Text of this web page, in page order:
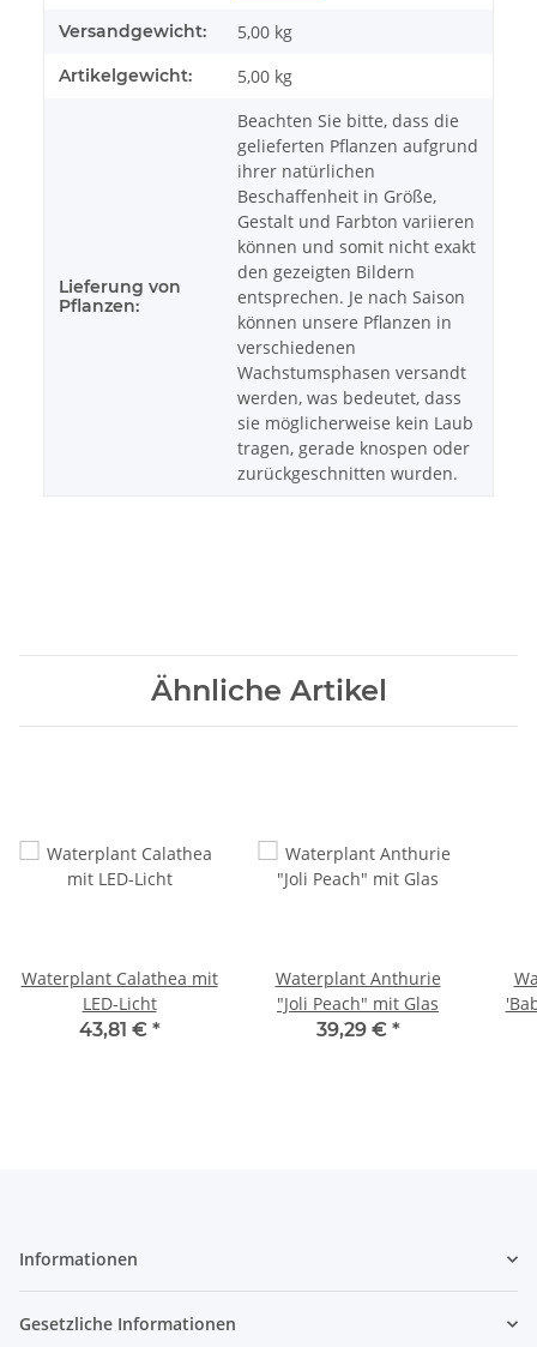
Versandgewicht: 5,00 kg
Artikelgewicht: 5,00 kg
Lieferung von
Pflanzen:
Beachten Sie bitte, dass die
gelieferten Pflanzen aufgrund
ihrer natürlichen
Beschaffenheit in Größe,
Gestalt und Farbton variieren
können und somit nicht exakt
den gezeigten Bildern
entsprechen. Je nach Saison
können unsere Pflanzen in
verschiedenen
Wachstumsphasen versandt
werden, was bedeutet, dass
sie möglicherweise kein Laub
tragen, gerade knospen oder
zurückgeschnitten wurden.
Ähnliche Artikel
Waterplant Calathea mit
LED-Licht
43,81 € *
Waterplant Anthurie
"Joli Peach" mit Glas
39,29 € *
Informationen
Gesetzliche Informationen